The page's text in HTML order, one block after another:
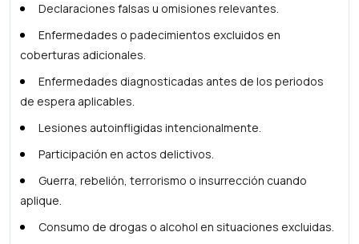
Declaraciones falsas u omisiones relevantes.
Enfermedades o padecimientos excluidos en
coberturas adicionales.
Enfermedades diagnosticadas antes de los periodos
de espera aplicables.
Lesiones autoinfligidas intencionalmente.
Participación en actos delictivos.
Guerra, rebelión, terrorismo o insurrección cuando
aplique.
Consumo de drogas o alcohol en situaciones excluidas.